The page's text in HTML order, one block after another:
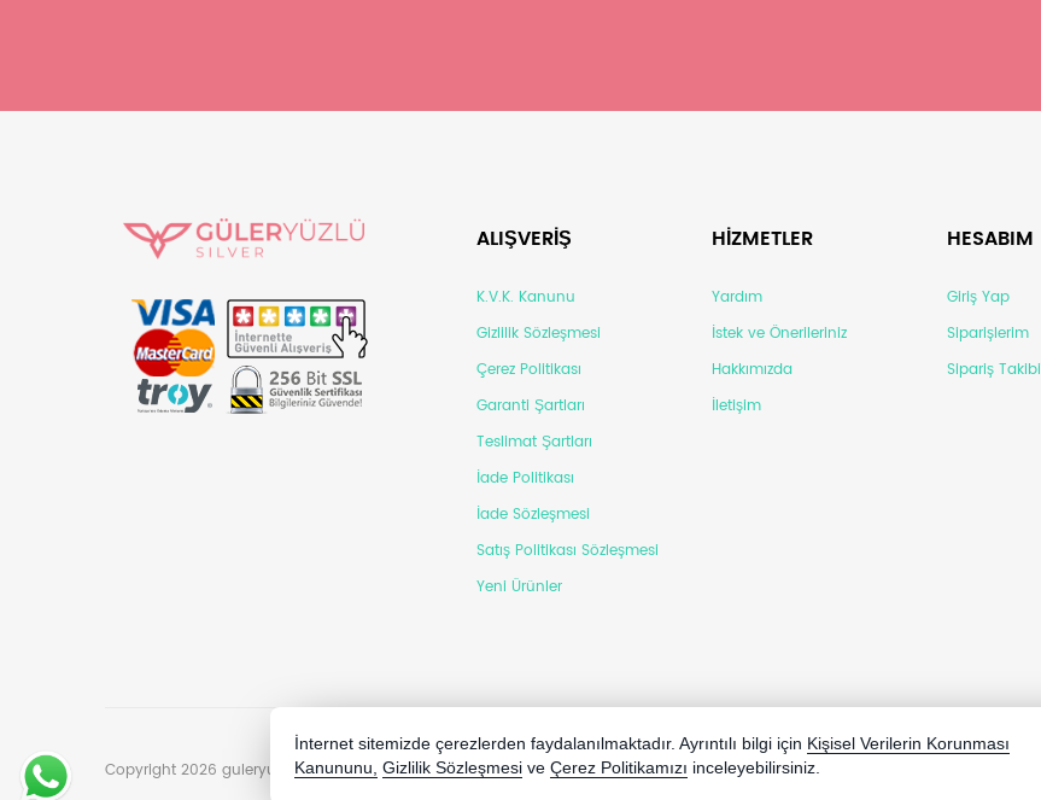
ALIŞVERİŞ
K.V.K. Kanunu
Gizlilik Sözleşmesi
Çerez Politikası
Garanti Şartları
Teslimat Şartları
İade Politikası
İade Sözleşmesi
Satış Politikası Sözleşmesi
Yeni Ürünler
HİZMETLER
Yardım
İstek ve Önerileriniz
Hakkımızda
İletişim
HESABIM
Giriş Yap
Siparişlerim
Sipariş Takibi
Copyright 2026 guleryuzlusilver.com - Tüm hakları saklıdır.
İnternet sitemizde çerezlerden faydalanılmaktadır. Ayrıntılı bilgi için Kişisel Verilerin Korunması
Kanununu, Gizlilik Sözleşmesi ve Çerez Politikamızı inceleyebilirsiniz.